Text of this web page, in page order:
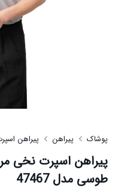
پوشاک پیراهن پیراهن
پیراهن اسپرت نخی
طوسی مدل 47467